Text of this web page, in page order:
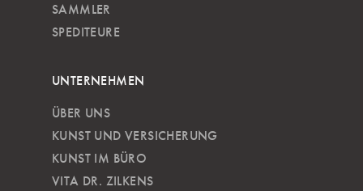
SAMMLER
SPEDITEURE
UNTERNEHMEN
ÜBER UNS
KUNST UND VERSICHERUNG
KUNST IM BÜRO
VITA DR. ZILKENS